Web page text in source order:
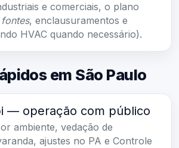
e comerciais, o plano
, enclausuramentos e
HVAC quando necessário).
em São Paulo
— operação com público
ambiente, vedação de
ajustes no PA e Controle